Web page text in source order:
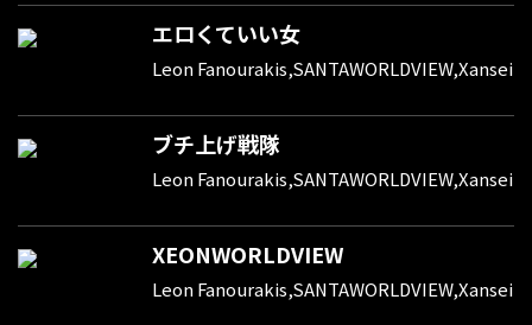
エロくていい女
Leon Fanourakis,SANTAWORLDVIEW,Xansei
ブチ上げ戦隊
Leon Fanourakis,SANTAWORLDVIEW,Xansei
XEONWORLDVIEW
Leon Fanourakis,SANTAWORLDVIEW,Xansei